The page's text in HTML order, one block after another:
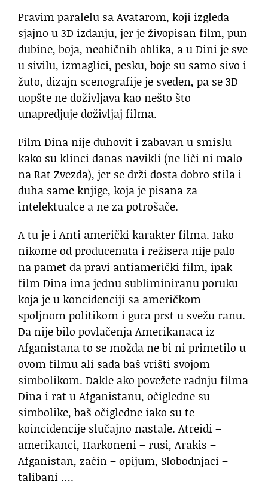
Pravim paralelu sa Avatarom, koji izgleda
sjajno u 3D izdanju, jer je živopisan film, pun
dubine, boja, neobičnih oblika, a u Dini je sve
u sivilu, izmaglici, pesku, boje su samo sivo i
žuto, dizajn scenografije je sveden, pa se 3D
uopšte ne doživljava kao nešto što
unapredjuje doživljaj filma.
Film Dina nije duhovit i zabavan u smislu
kako su klinci danas navikli (ne liči ni malo
na Rat Zvezda), jer se drži dosta dobro stila i
duha same knjige, koja je pisana za
intelektualce a ne za potrošače.
A tu je i Anti američki karakter filma. Iako
nikome od producenata i režisera nije palo
na pamet da pravi antiamerički film, ipak
film Dina ima jednu subliminiranu poruku
koja je u koncidenciji sa američkom
spoljnom politikom i gura prst u svežu ranu.
Da nije bilo povlačenja Amerikanaca iz
Afganistana to se možda ne bi ni primetilo u
ovom filmu ali sada baš vrišti svojom
simbolikom. Dakle ako povežete radnju filma
Dina i rat u Afganistanu, očigledne su
simbolike, baš očigledne iako su te
koincidencije slučajno nastale. Atreidi –
amerikanci, Harkoneni – rusi, Arakis –
Afganistan, začin – opijum, Slobodnjaci –
talibani ….